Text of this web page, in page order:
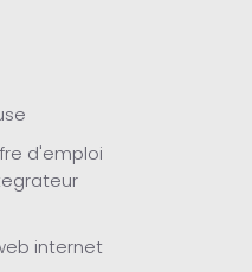
d'emploi
internet